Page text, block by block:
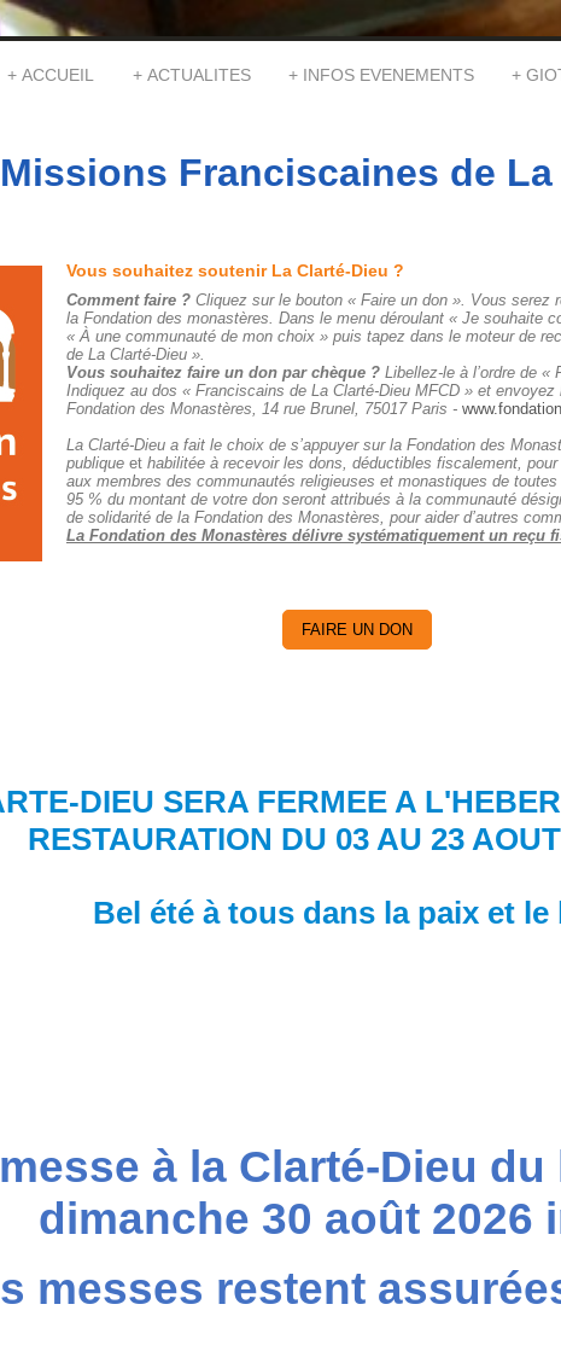
ACCUEIL ACTUALITES INFOS EVENEMENTS
Missions Franciscaines de La
Vous souhaitez soutenir La Clarté-Dieu ?
Comment faire ? Cliquez sur le bouton « Faire un don ». Vous serez
la Fondation des monastères. Dans le menu déroulant « Je souhaite
« À une communauté de mon choix » puis tapez dans le moteur de
de La Clarté-Dieu ».
Vous souhaitez faire un don par chèque ? Libellez-le à l’ordre de «
Indiquez au dos « Franciscains de La Clarté-Dieu MFCD » et envoyez
Fondation des Monastères, 14 rue Brunel, 75017 Paris -
La Clarté-Dieu a fait le choix de s’appuyer sur la Fondation des
publique et habilitée à recevoir les dons, déductibles fiscalement,
aux membres des communautés religieuses et monastiques de
95 % du montant de votre don seront attribués à la communauté
de solidarité de la Fondation des Monastères, pour aider d’autres
La Fondation des Monastères délivre systématiquement un reçu
FAIRE UN DON
DIEU SERA FERMEE A
RESTAURATION DU 03 AU 23
Bel été à tous dans la paix et le
à la Clarté-Dieu
dimanche 30 août 2026
messes restent